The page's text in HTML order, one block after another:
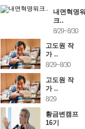
내면혁명워
크..
8/29~8/30
고도원 작
가 ..
8/29~8/30
고도원 작
가 ..
8/29
황금변캠프
16기